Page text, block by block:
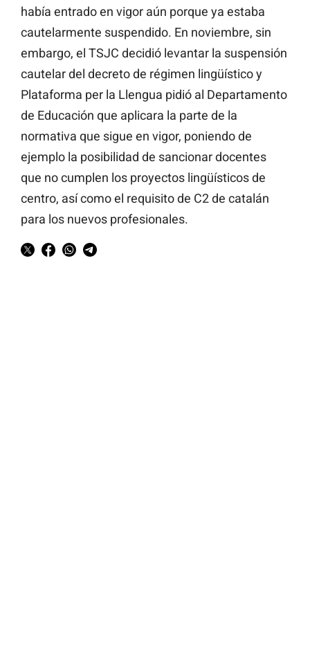
había entrado en vigor aún porque ya estaba
cautelarmente suspendido. En noviembre, sin
embargo, el TSJC decidió levantar la suspensión
cautelar del decreto de régimen lingüístico y
Plataforma per la Llengua pidió al Departamento
de Educación que aplicara la parte de la
normativa que sigue en vigor, poniendo de
ejemplo la posibilidad de sancionar docentes
que no cumplen los proyectos lingüísticos de
centro, así como el requisito de C2 de catalán
para los nuevos profesionales.